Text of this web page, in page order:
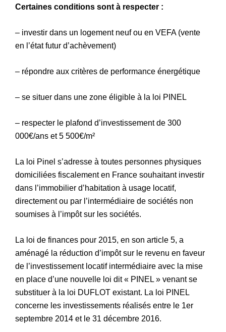
Certaines conditions sont à respecter :
– investir dans un logement neuf ou en VEFA (vente
en l’état futur d’achèvement)
– répondre aux critères de performance énergétique
– se situer dans une zone éligible à la loi PINEL
– respecter le plafond d’investissement de 300
000€/ans et 5 500€/m²
La loi Pinel s’adresse à toutes personnes physiques
domiciliées fiscalement en France souhaitant investir
dans l’immobilier d’habitation à usage locatif,
directement ou par l’intermédiaire de sociétés non
soumises à l’impôt sur les sociétés.
La loi de finances pour 2015, en son article 5, a
aménagé la réduction d’impôt sur le revenu en faveur
de l’investissement locatif intermédiaire avec la mise
en place d’une nouvelle loi dit « PINEL » venant se
substituer à la loi DUFLOT existant. La loi PINEL
concerne les investissements réalisés entre le 1er
septembre 2014 et le 31 décembre 2016.